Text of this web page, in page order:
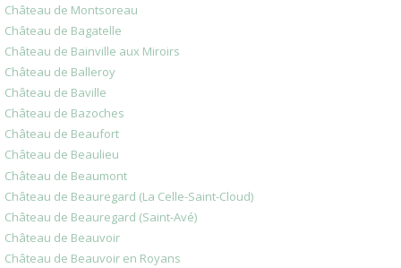
Château de Montsoreau
Château de Bagatelle
Château de Bainville aux Miroirs
Château de Balleroy
Château de Baville
Château de Bazoches
Château de Beaufort
Château de Beaulieu
Château de Beaumont
Château de Beauregard (La Celle-Saint-Cloud)
Château de Beauregard (Saint-Avé)
Château de Beauvoir
Château de Beauvoir en Royans